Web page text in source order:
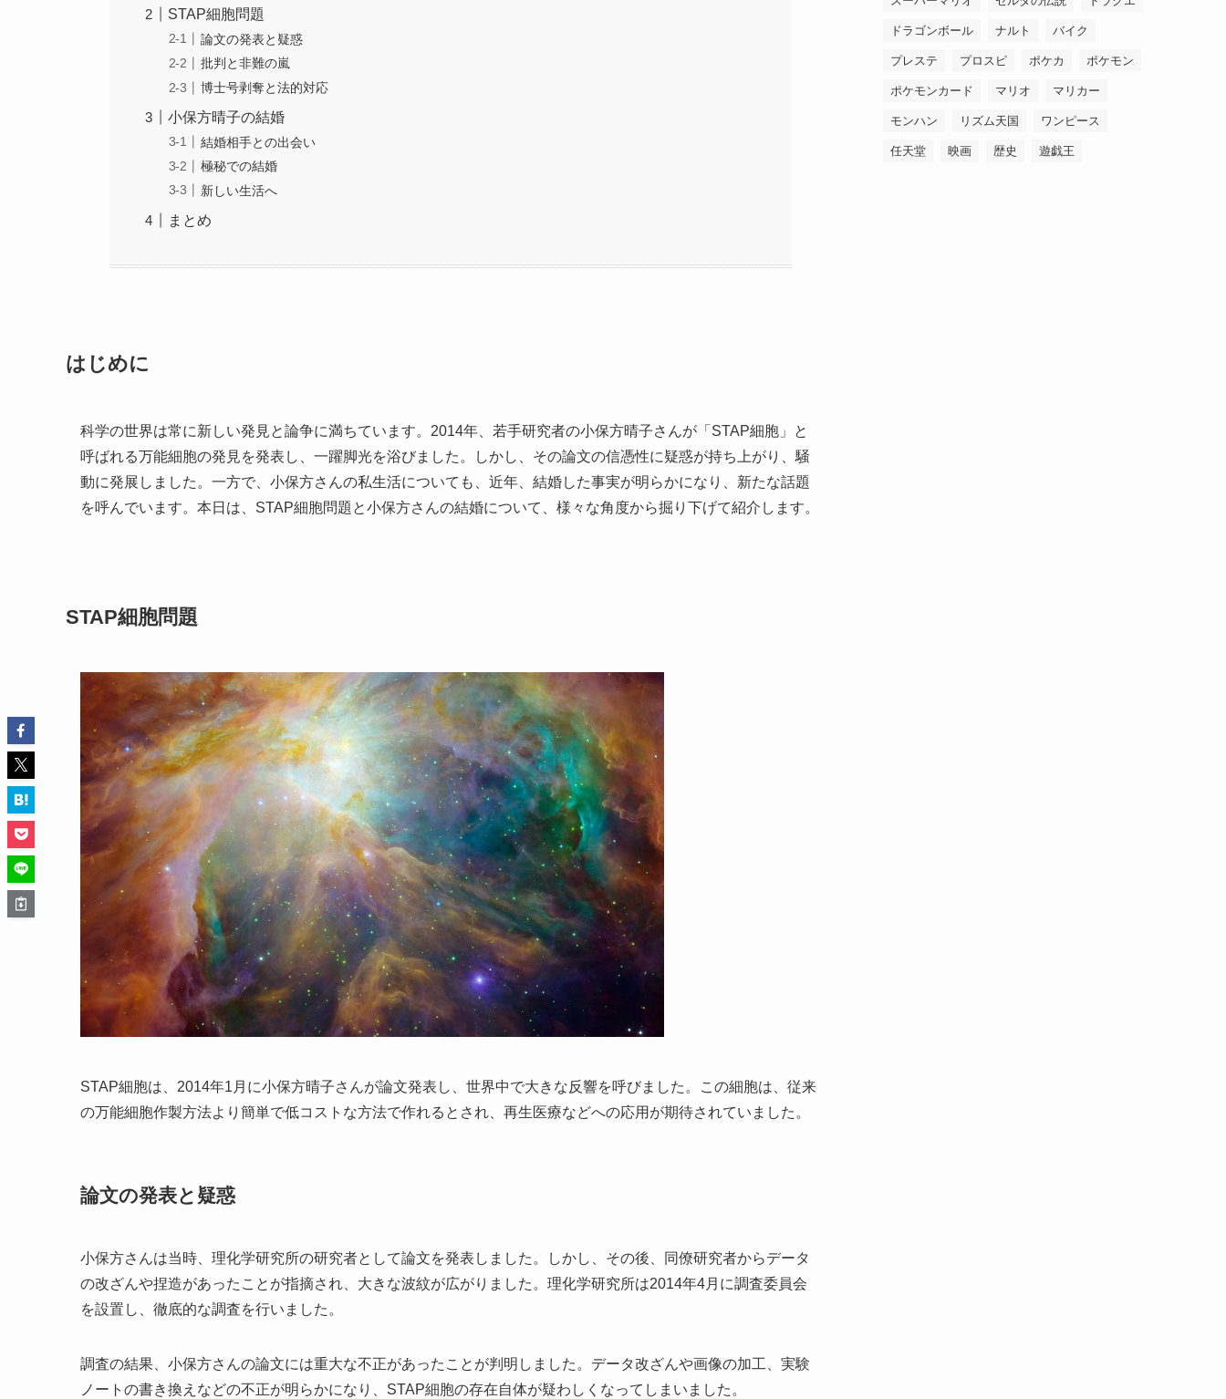
STAP細胞問題
論文の発表と疑惑
批判と非難の嵐
博士号剥奪と法的対応
小保方晴子の結婚
結婚相手との出会い
極秘での結婚
新しい生活へ
まとめ
はじめに
科学の世界は常に新しい発見と論争に満ちています。2014年、若手研究者の小保方晴子さんが「STAP細胞」と
呼ばれる万能細胞の発見を発表し、一躍脚光を浴びました。しかし、その論文の信憑性に疑惑が持ち上がり、騒
動に発展しました。一方で、小保方さんの私生活についても、近年、結婚した事実が明らかになり、新たな話題
を呼んでいます。本日は、STAP細胞問題と小保方さんの結婚について、様々な角度から掘り下げて紹介します。
STAP細胞問題
STAP細胞は、2014年1月に小保方晴子さんが論文発表し、世界中で大きな反響を呼びました。この細胞は、従来
の万能細胞作製方法より簡単で低コストな方法で作れるとされ、再生医療などへの応用が期待されていました。
論文の発表と疑惑
小保方さんは当時、理化学研究所の研究者として論文を発表しました。しかし、その後、同僚研究者からデータ
の改ざんや捏造があったことが指摘され、大きな波紋が広がりました。理化学研究所は2014年4月に調査委員会
を設置し、徹底的な調査を行いました。
調査の結果、小保方さんの論文には重大な不正があったことが判明しました。データ改ざんや画像の加工、実験
ノートの書き換えなどの不正が明らかになり、STAP細胞の存在自体が疑わしくなってしまいました。
ドラゴンボール ナルト バイク
プレステ プロスピ ポケカ ポケモン
ポケモンカード マリオ マリカー
モンハン リズム天国 ワンピース
任天堂 映画 歴史 遊戯王